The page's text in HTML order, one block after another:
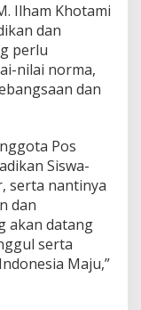
Ilham Khotami
dan
perlu
nilai norma,
dan
Pos
Siswa-
serta nantinya
dan
akan datang
serta
Maju,”